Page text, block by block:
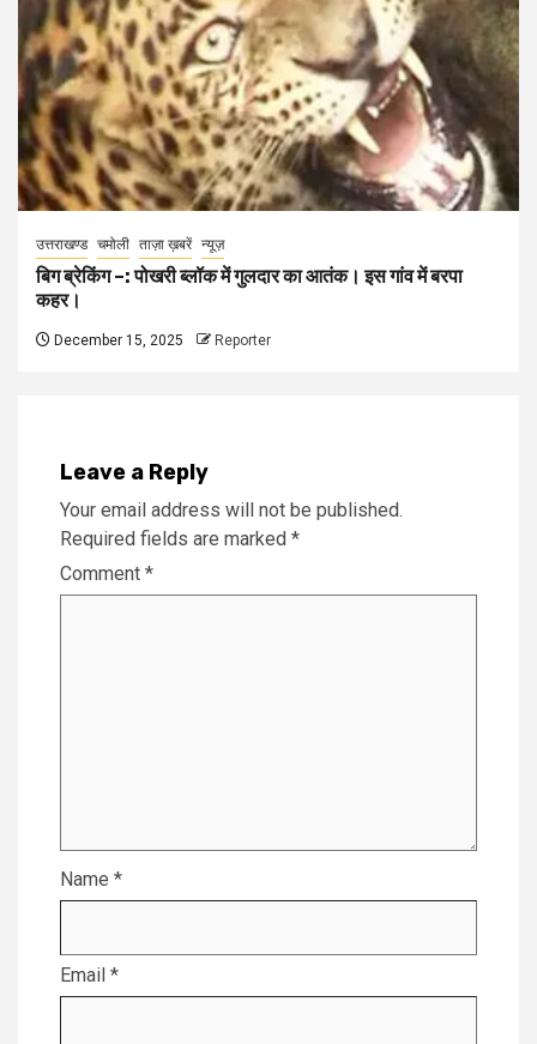
उत्तराखण्ड चमोली ताज़ा ख़बरें न्यूज़
बिग ब्रेकिंग –: पोखरी ब्लॉक में गुलदार का आतंक। इस गांव में बरपा
कहर।
December 15, 2025 Reporter
Leave a Reply
Your email address will not be published.
Required fields are marked *
Comment *
Name *
Email *